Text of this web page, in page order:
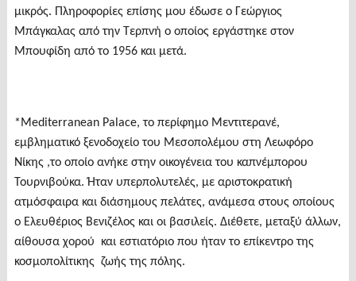
μικρός. Πληροφορίες επίσης μου έδωσε ο Γεώργιος
Μπάγκαλας από την Τερπνή ο οποίος εργάστηκε στον
Μπουφίδη από το 1956 και μετά.
*Mediterranean Palace, το περίφημο Μεντιτερανέ,
εμβληματικό ξενοδοχείο του Μεσοπολέμου στη Λεωφόρο
Νίκης ,το οποίο ανήκε στην οικογένεια του καπνέμπορου
Τουρνιβούκα. Ήταν υπερπολυτελές, με αριστοκρατική
ατμόσφαιρα και διάσημους πελάτες, ανάμεσα στους οποίους
ο Ελευθέριος Βενιζέλος και οι βασιλείς. Διέθετε, μεταξύ άλλων,
αίθουσα χορού και εστιατόριο που ήταν το επίκεντρο της
κοσμοπολίτικης ζωής της πόλης.